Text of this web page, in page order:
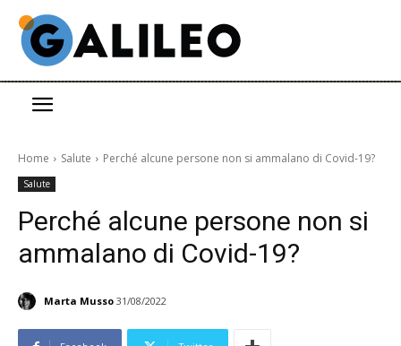
Home Salute Perché alcune persone non si ammalano di Covid-19?
Salute
Perché alcune persone non si
ammalano di Covid-19?
Marta Musso 31/08/2022